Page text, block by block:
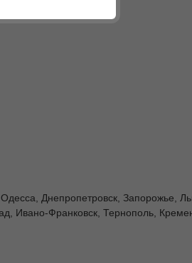
Днепропетровск, Запорожье,
Франковск, Тернополь,